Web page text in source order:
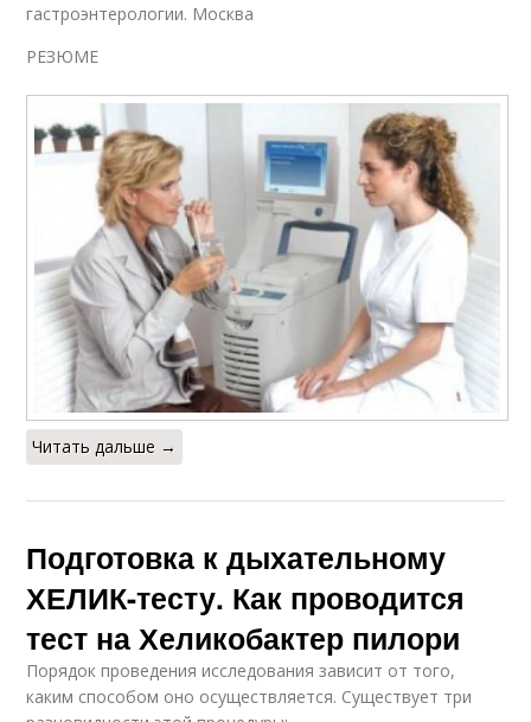
гастроэнтерологии. Москва
РЕЗЮМЕ
Читать дальше →
Подготовка к дыхательному
ХЕЛИК-тесту. Как проводится
тест на Хеликобактер пилори
Порядок проведения исследования зависит от того,
каким способом оно осуществляется. Существует три